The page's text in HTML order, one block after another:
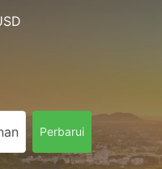
Perbarui